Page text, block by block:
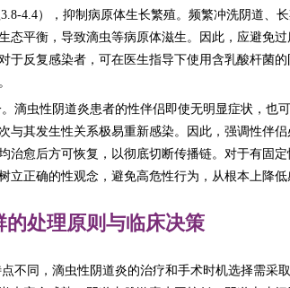
4.4），抑制病原体生长繁殖。频繁冲洗阴道、
态平衡，导致滴虫等病原体滋生。因此，应避免过
于反复感染者，可在医生指导下使用含乳酸杆菌的
滴虫性阴道炎患者的性伴侣即使无明显症状，也
与其发生性关系极易重新感染。因此，强调性伴侣
治愈后方可恢复，以彻底切断传播链。对于有固定
立正确的性观念，避免高危性行为，从根本上降
的处理原则与临床决策
不同，滴虫性阴道炎的治疗和手术时机选择需采